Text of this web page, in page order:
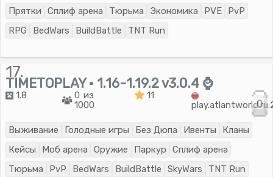
Прятки
Сплиф арена Тюрьма Экономика PVE
PvP
RPG
BedWars BuildBattle TNT Run
17.
TIMETOPLAY ▪ 1.16-1.19.2 v3.0.4 ⌚
1.8
0 из
1000
11
0
Выживание Голодные игры Без Дюпа Ивенты
Кланы
Кейсы
Моб арена Оружие Паркур
Сплиф арена
Тюрьма
PvP BedWars BuildBattle SkyWars TNT Run